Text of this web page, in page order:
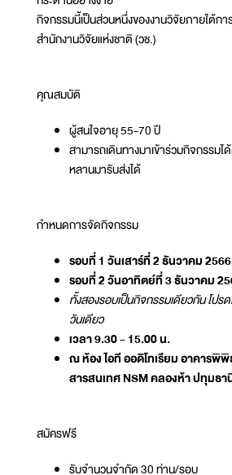
กิจกรรมนี้เป็นส่วนหนึ่งของงานวิจัยภายใต้ก
สำนักงานวิจัยแห่งชาติ (วช.)
คุณสมบัติ
ผู้สนใจอายุ 55-70 ปี
สามารถเดินทางมาเข้าร่วมกิจกรรม
หลานมารับส่งได้
กำหนดการจัดกิจกรรม
รอบที่ 1 วันเสาร์ที่ 2 ธันวาคม 2566
รอบที่ 2 วันอาทิตย์ที่ 3 ธันวาคม
ทั้งสองรอบเป็นกิจกรรมเดียวกัน โปร
วันเดียว
เวลา 9.30 - 15.00 น.
ณ ห้อง ไอที ออดิโทเรียม อาคารพิ
สารสนเทศ NSM คลองห้า ปทุมธา
สมัครฟรี
รับจำนวนจำกัด 30 ท่าน/รอบ